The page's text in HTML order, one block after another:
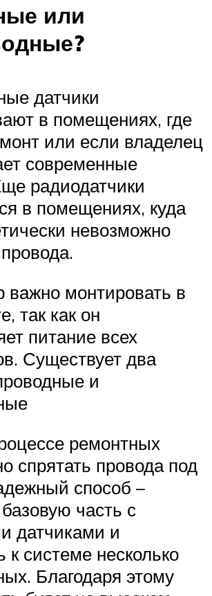
или
датчики
в помещениях, где
или если владелец
современные
радиодатчики
в помещениях, куда
невозможно
важно монтировать в
так как он
питание всех
Существует два
и
ремонтных
спрятать провода под
способ –
часть с
датчиками и
к системе несколько
Благодаря этому